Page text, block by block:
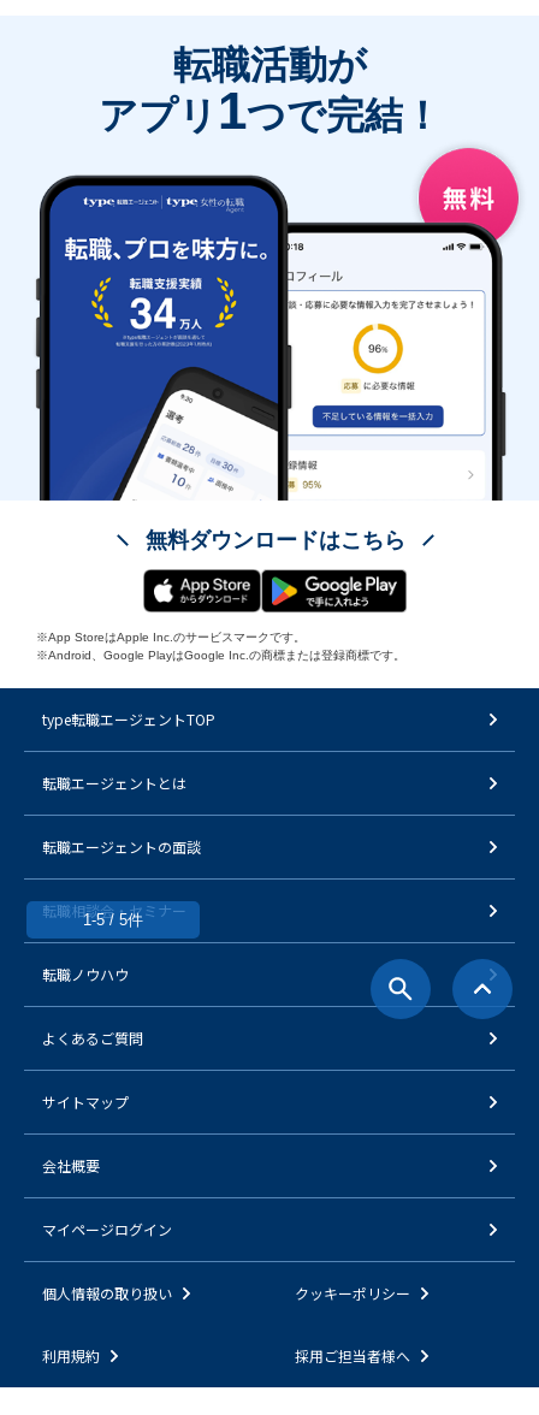
1-5 / 5件
転職活動が
アプリ 1つで完結！
無料ダウンロードはこちら
※App StoreはApple Inc.のサービスマークです。
※Android、Google PlayはGoogle Inc.の商標または登録商標です。
type転職エージェントTOP
転職エージェントとは
転職エージェントの面談
転職相談会・セミナー
転職ノウハウ
よくあるご質問
サイトマップ
会社概要
マイページログイン
個人情報の取り扱い クッキーポリシー
利用規約 採用ご担当者様へ